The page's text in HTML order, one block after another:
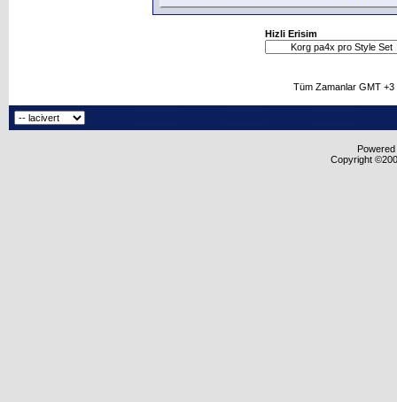
Hizli Erisim
Tüm Zamanlar GMT
Copyright